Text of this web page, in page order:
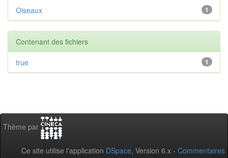
1
Oiseaux
Contenant des fichiers
1
true
Thème par
Ce site utilise l'application DSpace, Version 6.x - Commentaires